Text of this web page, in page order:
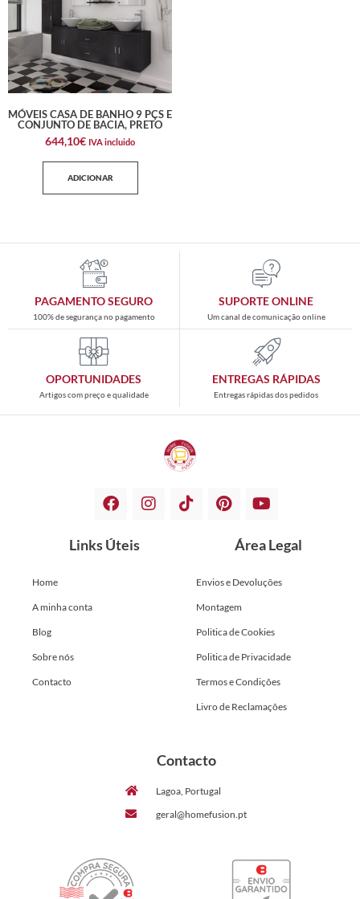
MÓVEIS CASA DE BANHO 9 PÇS E
CONJUNTO DE BACIA, PRETO
644,10€ IVA incluido
ADICIONAR
PAGAMENTO SEGURO
100% de segurança no pagamento
SUPORTE ONLINE
Um canal de comunicação online
OPORTUNIDADES
Artigos com preço e qualidade
ENTREGAS RÁPIDAS
Entregas rápidas dos pedidos
Links Úteis
Home
A minha conta
Blog
Sobre nós
Contacto
Área Legal
Envios e Devoluções
Montagem
Politica de Cookies
Politica de Privacidade
Termos e Condições
Livro de Reclamações
Contacto
Lagoa, Portugal
geral@homefusion.pt